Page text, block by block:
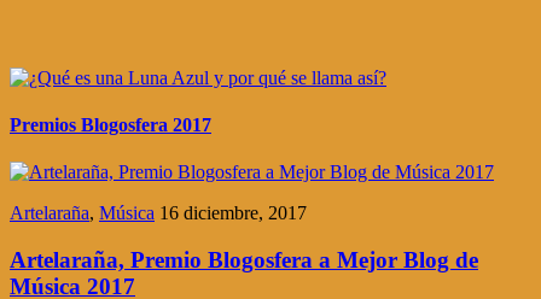
Premios Blogosfera 2017
Artelaraña, Música 16 diciembre, 2017
Artelaraña, Premio Blogosfera a Mejor Blog de
Música 2017